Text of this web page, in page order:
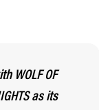
WOLF OF
as its